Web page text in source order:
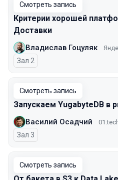
Смотреть запись
Критерии хорошей
Доставки
Владислав Гоцуляк
Зал 2
Смотреть запись
Запускаем YugabyteDB в
Василий Осадчий
Зал 3
Смотреть запись